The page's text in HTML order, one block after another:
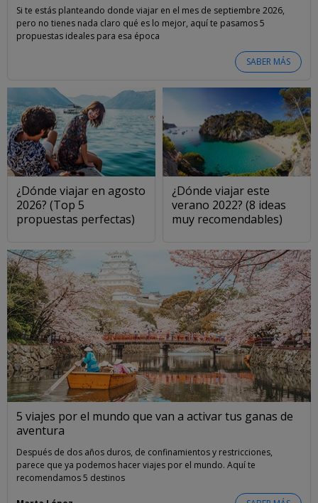
Si te estás planteando donde viajar en el mes de septiembre 2026,
pero no tienes nada claro qué es lo mejor, aquí te pasamos 5
propuestas ideales para esa época
SABER MÁS
¿Dónde viajar en agosto
2026? (Top 5
propuestas perfectas)
¿Dónde viajar este
verano 2022? (8 ideas
muy recomendables)
5 viajes por el mundo que van a activar tus ganas de
aventura
Después de dos años duros, de confinamientos y restricciones,
parece que ya podemos hacer viajes por el mundo. Aquí te
recomendamos 5 destinos